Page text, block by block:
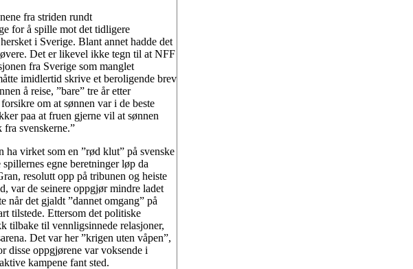
fra striden rundt
for å spille mot det tidligere
i Sverige. Blant annet hadde det
Det er likevel ikke tegn til at NFF
fra Sverige som manglet
imidlertid skrive et beroligende brev
å reise, ”bare” tre år etter
om at sønnen var i de beste
paa at fruen gjerne vil at sønnen
svenskerne.”
virket som en ”rød klut” på svenske
egne beretninger løp da
resolutt opp på tribunen og heiste
var de seinere oppgjør mindre ladet
når det gjaldt ”dannet omgang” på
tilstede. Ettersom det politiske
tilbake til vennligsinnede relasjoner,
Det var her ”krigen uten våpen”,
disse oppgjørene var voksende i
kampene fant sted.